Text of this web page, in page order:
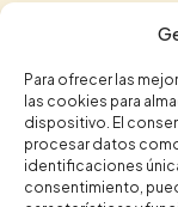
Para ofrecer las
las cookies para
dispositivo. El
procesar datos
identificaciones
consentimiento,
Contacto
 +34 963 75
